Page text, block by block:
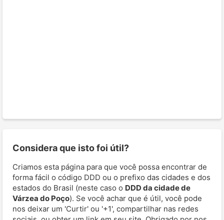
Considera que isto foi útil?
Criamos esta página para que você possa encontrar de
forma fácil o código DDD ou o prefixo das cidades e dos
estados do Brasil (neste caso o DDD da cidade de
Várzea do Poço). Se você achar que é útil, você pode
nos deixar um 'Curtir' ou '+1', compartilhar nas redes